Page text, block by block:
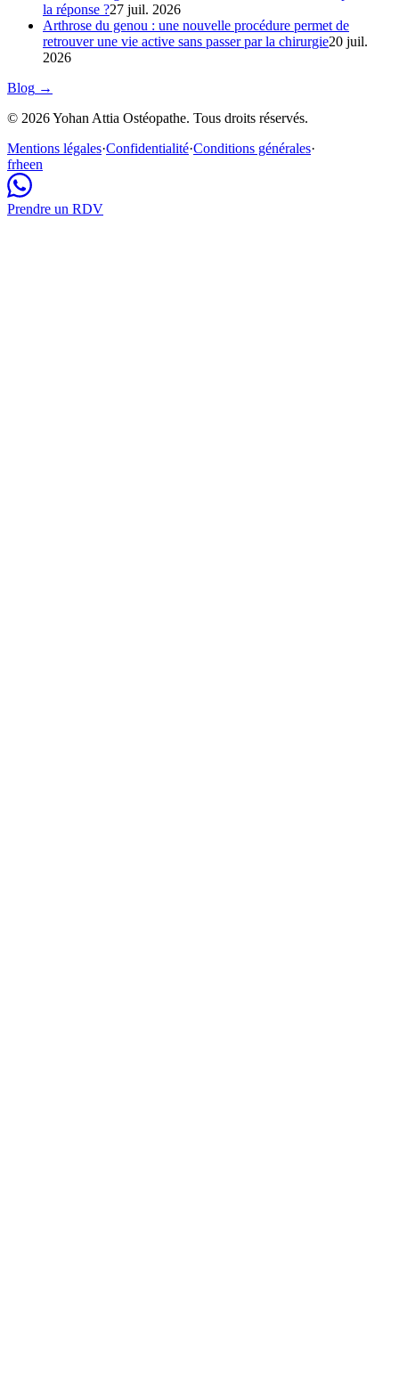
la réponse ?27 juil. 2026
Arthrose du genou : une nouvelle procédure permet de
retrouver une vie active sans passer par la chirurgie20 juil.
2026
Blog →
© 2026 Yohan Attia Ostéopathe. Tous droits réservés.
Mentions légales·Confidentialité·Conditions générales·
frheen
Prendre un RDV